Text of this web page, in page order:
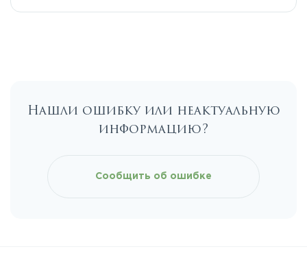
Каширское
Нашли ошибку или неактуальную
информацию?
Сообщить об ошибке